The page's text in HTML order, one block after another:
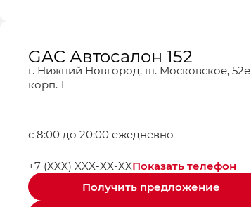
GAC Автосалон 152
г. Нижний Новгород, ш. Московское, 52е
корп. 1
с 8:00 до 20:00 ежедневно
Показать телефон
+7 (XXX) XXX-XX-XX
Получить предложение